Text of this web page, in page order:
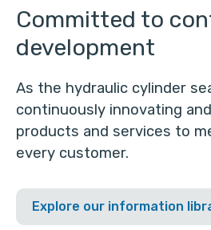
Committed to
development
As the hydraulic cylinder
continuously innovating
products and services to
every customer.
Explore our information